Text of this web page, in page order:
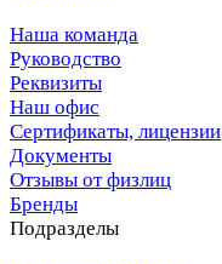
Наша команда
Руководство
Реквизиты
Наш офис
Сертификаты, лицензии
Документы
Отзывы от физлиц
Бренды
Подразделы